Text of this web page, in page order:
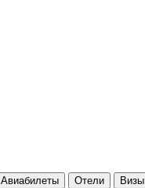
Авиабилеты Отели Визы